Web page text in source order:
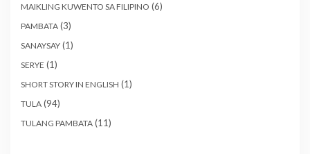
MAIKLING KUWENTO SA FILIPINO (6)
PAMBATA (3)
SANAYSAY (1)
SERYE (1)
SHORT STORY IN ENGLISH (1)
TULA (94)
TULANG PAMBATA (11)